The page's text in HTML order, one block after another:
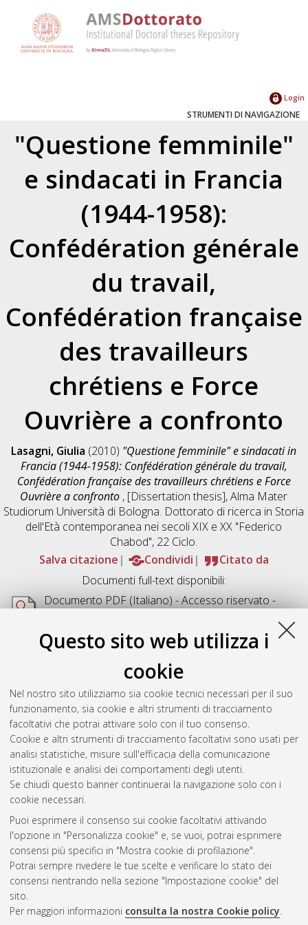
Questo sito web utilizza i
cookie
Nel nostro sito utilizziamo sia cookie tecnici necessari per il suo
funzionamento, sia cookie e altri strumenti di tracciamento
facoltativi che potrai attivare solo con il tuo consenso.
Cookie e altri strumenti di tracciamento facoltativi sono usati per
analisi statistiche, misure sull'efficacia della comunicazione
istituzionale e analisi dei comportamenti degli utenti.
Se chiudi questo banner continuerai la navigazione solo con i
cookie necessari.
Puoi esprimere il consenso sui cookie facoltativi attivando
l'opzione in "Personalizza cookie" e, se vuoi, potrai esprimere
consensi più specifici in "Mostra cookie di profilazione".
Potrai sempre rivedere le tue scelte e verificare lo stato dei
consensi rientrando nella sezione "Impostazione cookie" del
sito.
Per maggiori informazioni consulta la nostra Cookie policy.
Login
STRUMENTI DI NAVIGAZIONE
"Questione femminile"
e sindacati in Francia
(1944-1958):
Confédération générale
du travail,
Confédération française
des travailleurs
chrétiens e Force
Ouvrière a confronto
Lasagni, Giulia (2010) "Questione femminile" e sindacati in
Francia (1944-1958): Confédération générale du travail,
Confédération française des travailleurs chrétiens e Force
Ouvrière a confronto , [Dissertation thesis], Alma Mater
Studiorum Università di Bologna. Dottorato di ricerca in Storia
dell'Età contemporanea nei secoli XIX e XX "Federico
Chabod", 22 Ciclo.
Salva citazione
Condividi
Citato da
Documenti full-text disponibili:
Documento PDF(Italiano) - Accesso riservato -
Acrobat Reader
Download (1MB)
Abstract
Altri metadati
Gestione del documento:
Atom
Rss 1.0
Rss 2.0
ISSN: 2038-7946